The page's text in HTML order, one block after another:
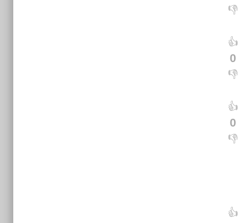
👎
👍
0
👎
👍
0
👎
👍